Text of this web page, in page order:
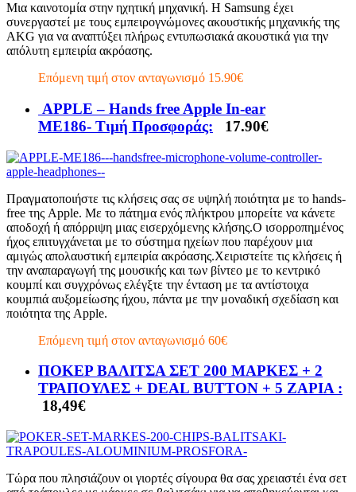
Μια καινοτομία στην ηχητική μηχανική. Η Samsung έχει
συνεργαστεί με τους εμπειρογνώμονες ακουστικής μηχανικής της
AKG για να αναπτύξει πλήρως εντυπωσιακά ακουστικά για την
απόλυτη εμπειρία ακρόασης.
Επόμενη τιμή στον ανταγωνισμό 15.90€
APPLE – Hands free Apple In-ear
ME186- Τιμή Προσφοράς: 17.90€
Πραγματοποιήστε τις κλήσεις σας σε υψηλή ποιότητα με το hands-
free της Apple. Με το πάτημα ενός πλήκτρου μπορείτε να κάνετε
αποδοχή ή απόρριψη μιας εισερχόμενης κλήσης.Ο ισορροπημένος
ήχος επιτυγχάνεται με το σύστημα ηχείων που παρέχουν μια
αμιγώς απολαυστική εμπειρία ακρόασης.Χειριστείτε τις κλήσεις ή
την αναπαραγωγή της μουσικής και των βίντεο με το κεντρικό
κουμπί και συγχρόνως ελέγξτε την ένταση με τα αντίστοιχα
κουμπιά αυξομείωσης ήχου, πάντα με την μοναδική σχεδίαση και
ποιότητα της Apple.
Επόμενη τιμή στον ανταγωνισμό 60€
ΠΟΚΕΡ ΒΑΛΙΤΣΑ ΣΕΤ 200 ΜΑΡΚΕΣ + 2
ΤΡΑΠΟΥΛΕΣ + DEAL BUTTON + 5 ΖΑΡΙΑ :
18,49€
Τώρα που πλησιάζουν οι γιορτές σίγουρα θα σας χρειαστέι ένα σετ